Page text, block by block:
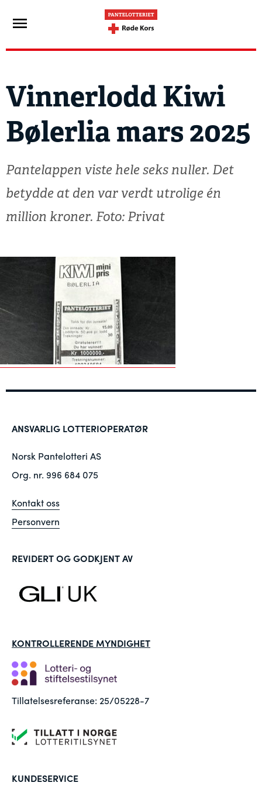
Vinnerlodd Kiwi
Bølerlia mars 2025
Pantelappen viste hele seks nuller. Det
betydde at den var verdt utrolige én
million kroner. Foto: Privat
ANSVARLIG LOTTERIOPERATØR
Norsk Pantelotteri AS
Org. nr. 996 684 075
Kontakt oss
Personvern
REVIDERT OG GODKJENT AV
KONTROLLERENDE MYNDIGHET
Tillatelsesreferanse: 25/05228-7
KUNDESERVICE